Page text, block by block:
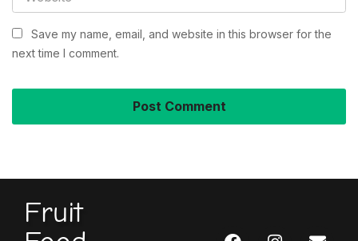
Save my name, email, and website in this browser for the
next time I comment.
Fruit